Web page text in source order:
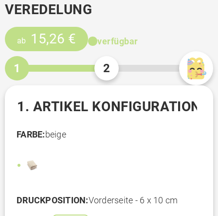
VEREDELUNG
ab 15,26 € verfügbar
1 2
1. ARTIKEL KONFIGURATION
FARBE:beige
DRUCKPOSITION:Vorderseite - 6 x 10 cm